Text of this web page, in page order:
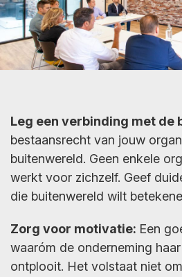
Leg een verbinding met de
bestaansrecht van jouw
buitenwereld. Geen enkele
werkt voor zichzelf. Geef
die buitenwereld wilt
Zorg voor motivatie: Een
waaróm de onderneming
ontplooit. Het volstaat niet